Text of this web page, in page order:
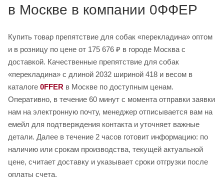
в Москве в компании 0ФФЕР
Купить товар препятствие для собак «перекладина» оптом
и в розницу по цене от 175 676 ₽ в городе Москва с
доставкой. Качественные препятствие для собак
«перекладина» с длиной 2032 шириной 418 и весом в
каталоге 0FFER в Москве по доступным ценам.
Оперативно, в течение 60 минут с момента отправки заявки
нам на электронную почту, менеджер отписывается вам на
емейл для подтверждения контакта и уточняет важные
детали. Далее в течение 2 часов готовит информацию: по
наличию или срокам производства, текущей актуальной
цене, считает доставку и указывает сроки отгрузки после
оплаты счета.